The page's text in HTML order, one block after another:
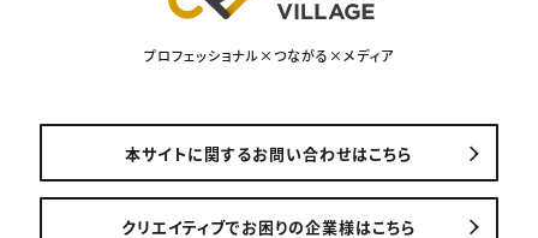
プロフェッショナル×つながる×メディア
本サイトに関するお問い合わせはこちら
クリエイティブでお困りの企業様はこちら